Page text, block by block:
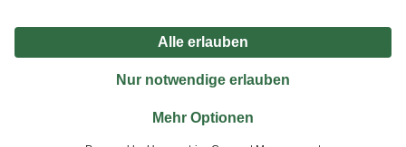
Privatsphäre Impressum
Nutzungsbedingungen
Widerrufsrecht
Vertrag widerrufen
© 2026 toom Baumarkt GmbH